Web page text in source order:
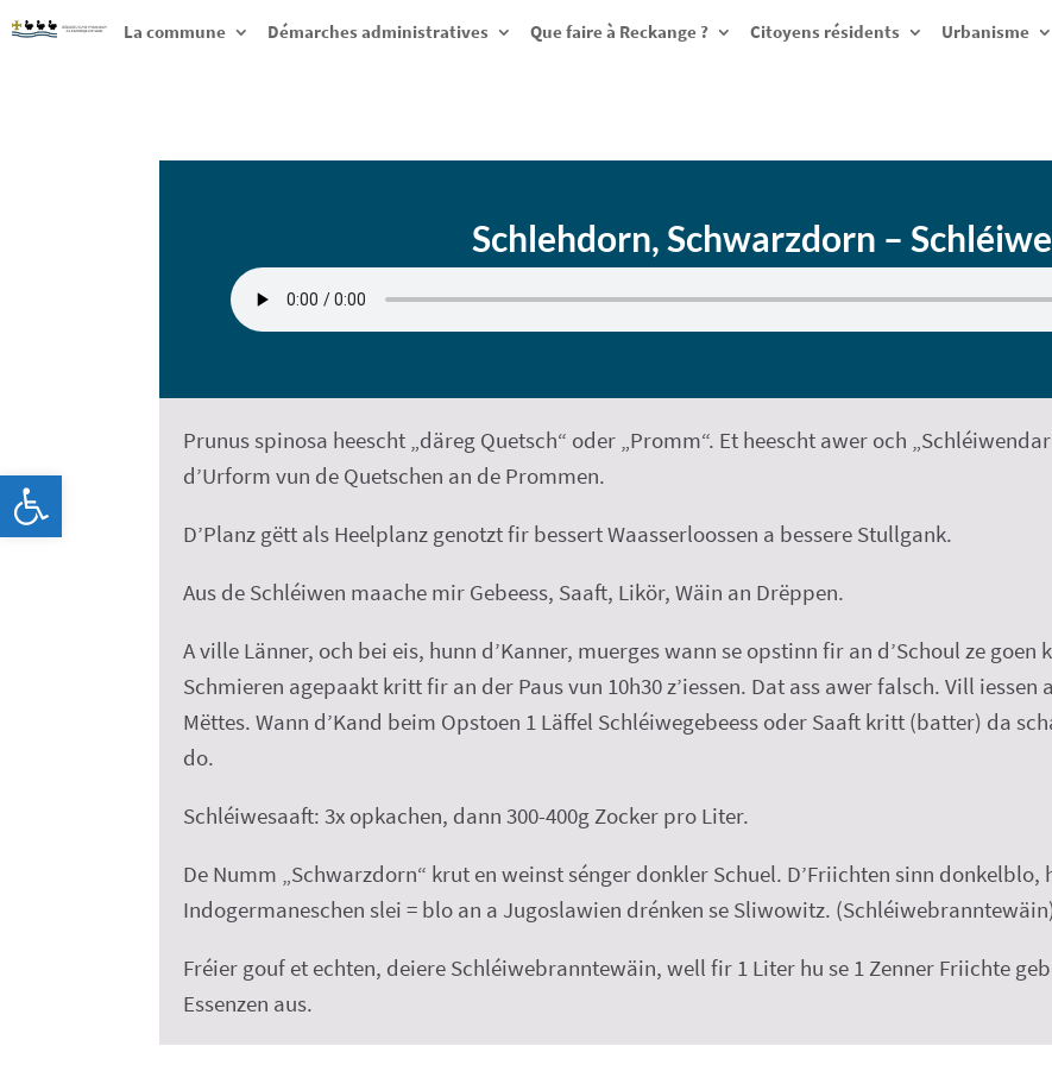
La commune Démarches administratives Que faire à Reckange ? Citoyens résidents Urbanisme
Schlehdorn, Schwarzdorn –
Prunus spinosa heescht „däreg Quetsch“ oder „Promm“. Et heescht awer och
d’Urform vun de Quetschen an de Prommen.
D’Planz gëtt als Heelplanz genotzt fir bessert Waasserloossen a bessere Stullgank.
Aus de Schléiwen maache mir Gebeess, Saaft, Likör, Wäin an Drëppen.
A ville Länner, och bei eis, hunn d’Kanner, muerges wann se opstinn fir an d’Schoul ze goen
Schmieren agepaakt kritt fir an der Paus vun 10h30 z’iessen. Dat ass awer falsch. Vill iessen
Mëttes. Wann d’Kand beim Opstoen 1 Läffel Schléiwegebeess oder Saaft kritt (batter) da
do.
Schléiwesaaft: 3x opkachen, dann 300-400g Zocker pro Liter.
De Numm „Schwarzdorn“ krut en weinst sénger donkler Schuel. D’Friichten sinn
Indogermaneschen slei = blo an a Jugoslawien drénken se Sliwowitz.
Fréier gouf et echten, deiere Schléiwebranntewäin, well fir 1 Liter hu se 1 Zenner Friichte
Essenzen aus.
Ouvrir la barre d’outils